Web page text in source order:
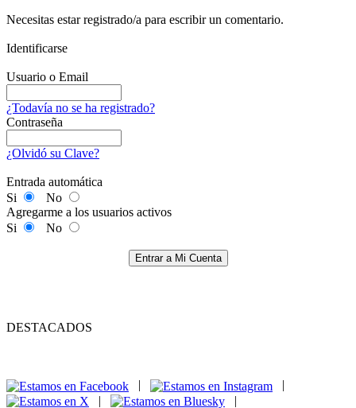
Necesitas estar registrado/a para escribir un comentario.
Identificarse
Usuario o Email
¿Todavía no se ha registrado?
Contraseña
¿Olvidó su Clave?
Entrada automática
Si
No
Agregarme a los usuarios activos
Si
No
Entrar a Mi Cuenta
DESTACADOS
|
|